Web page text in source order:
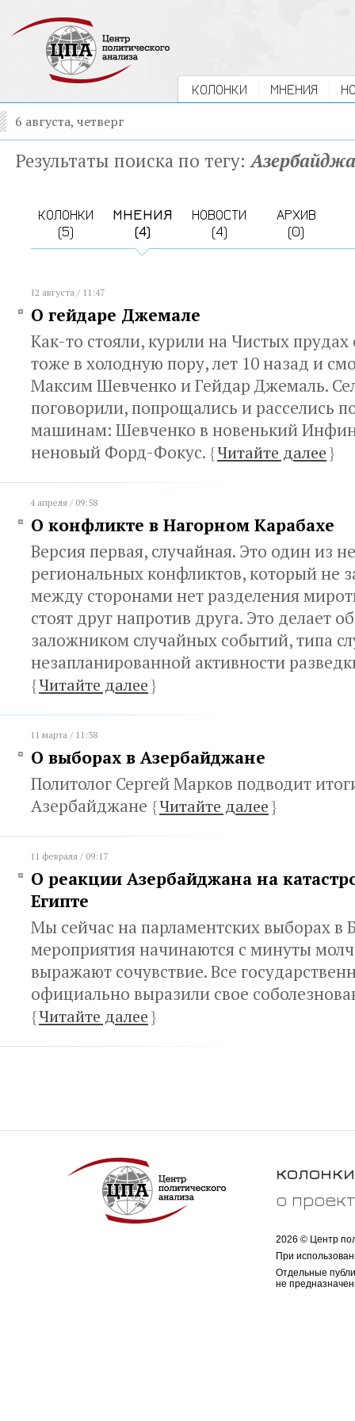
КОЛОНКИ МНЕНИЯ
6 августа, четверг
Результаты поиска по тегу:
КОЛОНКИ
(5)
МНЕНИЯ
(4)
НОВОСТИ
(4)
АРХИВ
(0)
12 августа / 11:47
О гейдаре Джемале
Как-то стояли, курили на Чистых
тоже в холодную пору, лет 10 назад и
Максим Шевченко и Гейдар Джемаль.
поговорили, попрощались и расселись
машинам: Шевченко в новенький
неновый Форд-Фокус. {Читайте далее}
4 апреля / 09:58
О конфликте в Нагорном Карабахе
Версия первая, случайная. Это один из
региональных конфликтов, который не
между сторонами нет разделения
стоят друг напротив друга. Это делает
заложником случайных событий, типа
незапланированной активности
{Читайте далее}
11 марта / 11:38
О выборах в Азербайджане
Политолог Сергей Марков подводит
Азербайджане {Читайте далее}
11 февраля / 09:17
О реакции Азербайджана на
Египте
Мы сейчас на парламентских выборах в
мероприятия начинаются с минуты
выражают сочувствие. Все
официально выразили свое
{Читайте далее}
колонки
о
2026 © Центр
При
Отдельные
не